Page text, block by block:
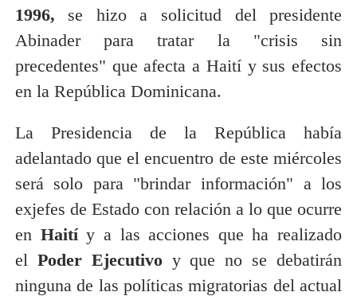
1996, se hizo a solicitud del presidente
Abinader para tratar la "crisis sin
precedentes" que afecta a Haití y sus efectos
en la República Dominicana.
La Presidencia de la República había
adelantado que el encuentro de este miércoles
será solo para "brindar información" a los
exjefes de Estado con relación a lo que ocurre
en Haitíy a las acciones que ha realizado
el Poder Ejecutivo y que no se debatirán
ninguna de las políticas migratorias del actual